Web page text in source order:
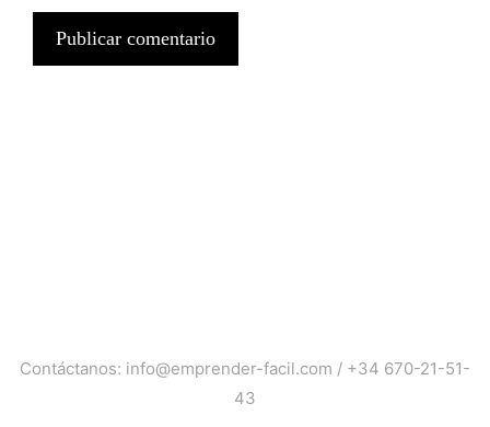
Contáctanos: info@emprender-facil.com / +34 670-21-51-
43